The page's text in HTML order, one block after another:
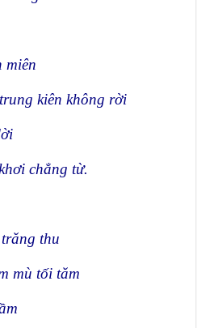
miên
kiên không rời
chẳng từ.
thu
mù tối tăm